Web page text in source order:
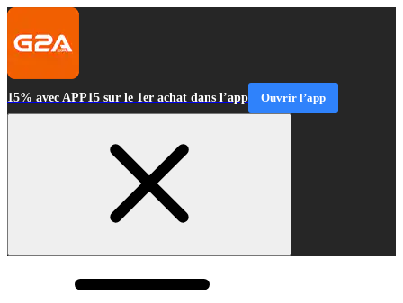
15% avec APP15 sur le 1er achat dans l’app Ouvrir l’app